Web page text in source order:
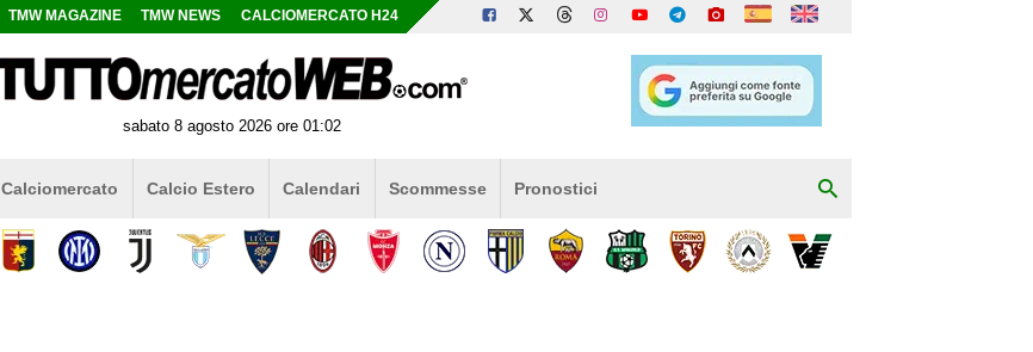
TMW MAGAZINE TMW NEWS CALCIOMERCATO H24
sabato 8 agosto 2026 ore 01:02
Calciomercato Calcio Estero Calendari Scommesse Pronostici